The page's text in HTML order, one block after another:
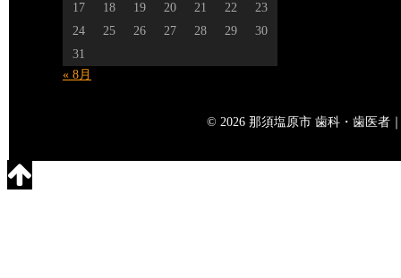
17
18 19 20 21 22
23
24
25 26 27 28 29
30
31
« 8月
© 2026 那須塩原市 歯科・歯医者